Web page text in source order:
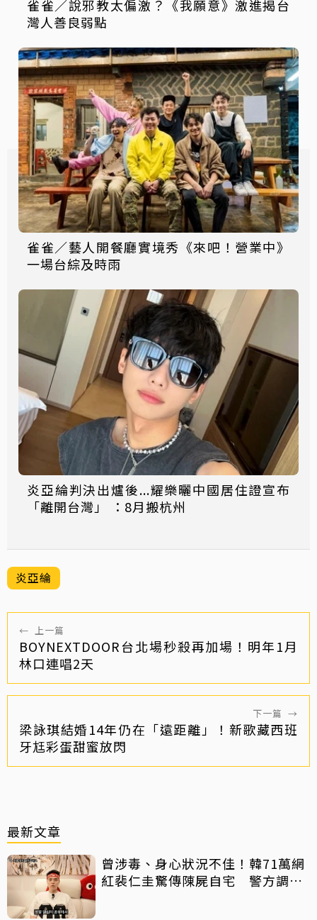
雀雀／說邪教太偏激？《我願意》激進揭台
灣人善良弱點
雀雀／藝人開餐廳實境秀《來吧！營業中》
一場台綜及時雨
炎亞綸判決出爐後...耀樂曬中國居住證宣布
「離開台灣」 ：8月搬杭州
炎亞綸
← 上一篇
BOYNEXTDOOR台北場秒殺再加場！明年1月
林口連唱2天
下一篇 →
梁詠琪結婚14年仍在「遠距離」！新歌藏西班
牙尪彩蛋甜蜜放閃
最新文章
曾涉毒、身心狀況不佳！韓71萬網
紅裴仁圭驚傳陳屍自宅 警方調查